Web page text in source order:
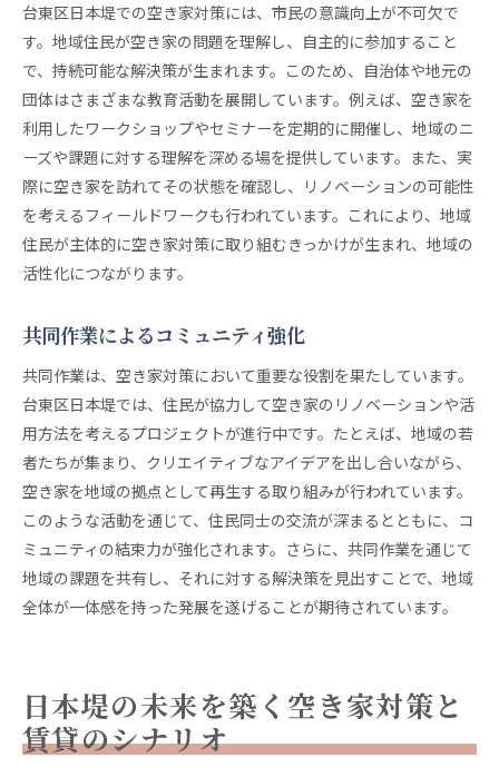
台東区日本堤での空き家対策には、市民の意識向上が不可欠で
す。地域住民が空き家の問題を理解し、自主的に参加すること
で、持続可能な解決策が生まれます。このため、自治体や地元の
団体はさまざまな教育活動を展開しています。例えば、空き家を
利用したワークショップやセミナーを定期的に開催し、地域のニ
ーズや課題に対する理解を深める場を提供しています。また、実
際に空き家を訪れてその状態を確認し、リノベーションの可能性
を考えるフィールドワークも行われています。これにより、地域
住民が主体的に空き家対策に取り組むきっかけが生まれ、地域の
活性化につながります。
共同作業によるコミュニティ強化
共同作業は、空き家対策において重要な役割を果たしています。
台東区日本堤では、住民が協力して空き家のリノベーションや活
用方法を考えるプロジェクトが進行中です。たとえば、地域の若
者たちが集まり、クリエイティブなアイデアを出し合いながら、
空き家を地域の拠点として再生する取り組みが行われています。
このような活動を通じて、住民同士の交流が深まるとともに、コ
ミュニティの結束力が強化されます。さらに、共同作業を通じて
地域の課題を共有し、それに対する解決策を見出すことで、地域
全体が一体感を持った発展を遂げることが期待されています。
日本堤の未来を築く空き家対策と
賃貸のシナリオ